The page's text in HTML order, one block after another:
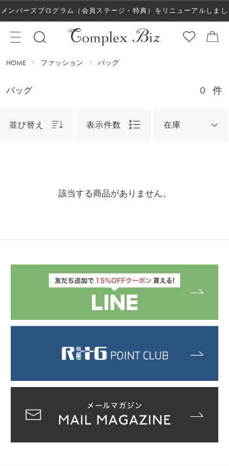
メンバーズプログラム（会員ステージ・特典）をリニューアルしまし
た！
HOME ファッション バッグ
バッグ 0 件
並び替え 表示件数 在庫
該当する商品がありません。